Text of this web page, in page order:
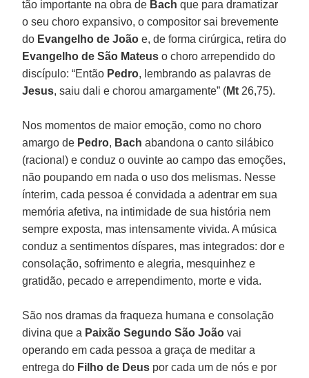
tão importante na obra de Bach que para dramatizar
o seu choro expansivo, o compositor sai brevemente
do Evangelho de João e, de forma cirúrgica, retira do
Evangelho de São Mateus o choro arrependido do
discípulo: “Então Pedro, lembrando as palavras de
Jesus, saiu dali e chorou amargamente” (Mt 26,75).
Nos momentos de maior emoção, como no choro
amargo de Pedro, Bach abandona o canto silábico
(racional) e conduz o ouvinte ao campo das emoções,
não poupando em nada o uso dos melismas. Nesse
ínterim, cada pessoa é convidada a adentrar em sua
memória afetiva, na intimidade de sua história nem
sempre exposta, mas intensamente vivida. A música
conduz a sentimentos díspares, mas integrados: dor e
consolação, sofrimento e alegria, mesquinhez e
gratidão, pecado e arrependimento, morte e vida.
São nos dramas da fraqueza humana e consolação
divina que a Paixão Segundo São João vai
operando em cada pessoa a graça de meditar a
entrega do Filho de Deus por cada um de nós e por